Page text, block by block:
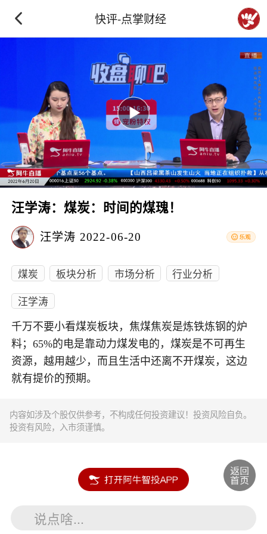
快评-点掌财经
汪学涛：煤炭：时间的煤瑰！
汪学涛 2022-06-20
煤炭 板块分析 市场分析
行业分析
汪学涛
千万不要小看煤炭板块，焦煤焦炭是炼铁炼钢的炉
料；65%的电是靠动力煤发电的，煤炭是不可再生
资源，越用越少，而且生活中还离不开煤炭，这边
就有提价的预期。
内容如涉及个股仅供参考，不构成任何投资建议！投资风险自负。
投资有风险，入市须谨慎。
说点啥...